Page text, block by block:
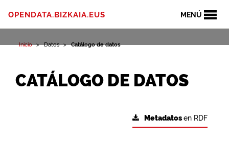
MENÚ
OPENDATA.BIZKAIA.EUS
Inicio Datos Catálogo de datos
CATÁLOGO DE DATOS
Metadatosen RDF